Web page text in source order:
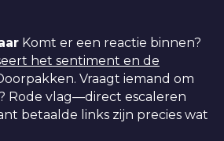
Komt er een reactie binnen?
het sentiment en de
Vraagt iemand om
Rode vlag—direct escaleren
betaalde links zijn precies wat